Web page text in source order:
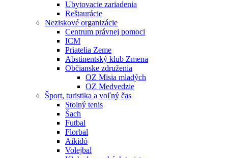
Ubytovacie zariadenia
Reštaurácie
Neziskové organizácie
Centrum právnej pomoci
ICM
Priatelia Zeme
Abstinentský klub Zmena
Občianske združenia
OZ Misia mladých
OZ Medvedzie
Šport, turistika a voľný čas
Stolný tenis
Šach
Futbal
Florbal
Aikidó
Volejbal